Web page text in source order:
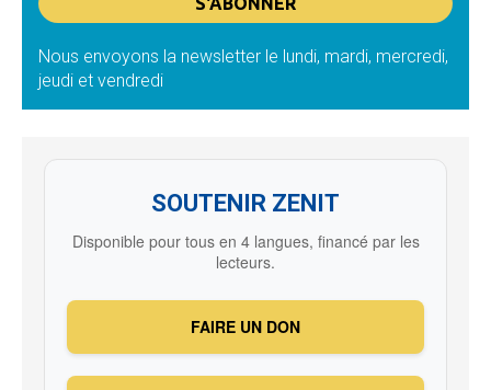
Nous envoyons la newsletter le lundi, mardi, mercredi,
jeudi et vendredi
SOUTENIR ZENIT
Disponible pour tous en 4 langues, financé par les
lecteurs.
FAIRE UN DON